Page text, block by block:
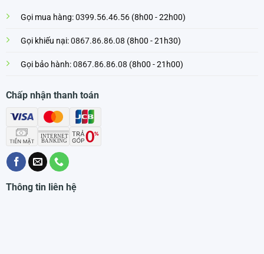
Gọi mua hàng:0399.56.46.56(8h00 - 22h00)
Gọi khiếu nại:0867.86.86.08 (8h00 - 21h30)
Gọi bảo hành:0867.86.86.08 (8h00 - 21h00)
Chấp nhận thanh toán
Thông tin liên hệ